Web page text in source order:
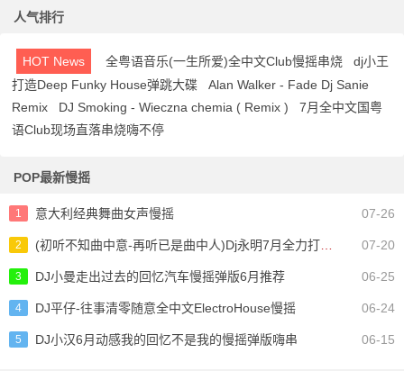
人气排行
HOT News 全粤语音乐(一生所爱)全中文Club慢摇串烧
dj小王
打造Deep Funky House弹跳大碟
Alan Walker - Fade Dj Sanie
Remix
DJ Smoking - Wieczna chemia ( Remix )
7月全中文国粤
语Club现场直落串烧嗨不停
POP最新慢摇
07-26
1 意大利经典舞曲女声慢摇
07-20
2 (初听不知曲中意-再听已是曲中人)Dj永明7月全力打造的串烧
06-25
3 DJ小曼走出过去的回忆汽车慢摇弹版6月推荐
06-24
4 DJ平仔-往事清零随意全中文ElectroHouse慢摇
06-15
5 DJ小汉6月动感我的回忆不是我的慢摇弹版嗨串